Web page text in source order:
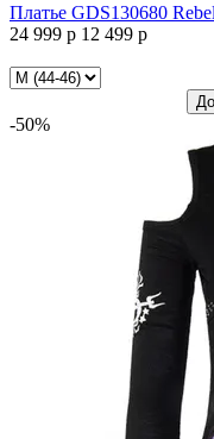
Платье GDS130680
24 999 р 12 499 р
GDS130680
Spirit
-50%